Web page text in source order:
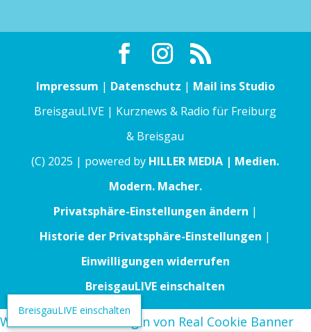
Impressum | Datenschutz | Mail ins Studio
BreisgauLIVE | Kurznews & Radio für Freiburg
& Breisgau
(C) 2025 | powered by HILLER MEDIA | Medien.
Modern. Macher.
Privatsphäre-Einstellungen ändern |
Historie der Privatsphäre-Einstellungen |
Einwilligungen widerrufen
BreisgauLIVE einschalten
BreisgauLIVE einschalten
WordPress Cookie Plugin von Real Cookie Banner